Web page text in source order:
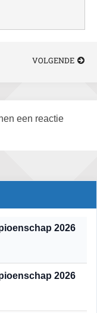
VOLGENDE
een reactie
2026
2026